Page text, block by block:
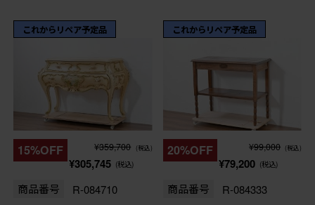
これからリペア予定品
15%OFF ¥359,700 (税込)
¥305,745 (税込)
商品番号 R-084710
これからリペア予定品
20%OFF ¥99,000 (税込)
¥79,200 (税込)
商品番号 R-084333